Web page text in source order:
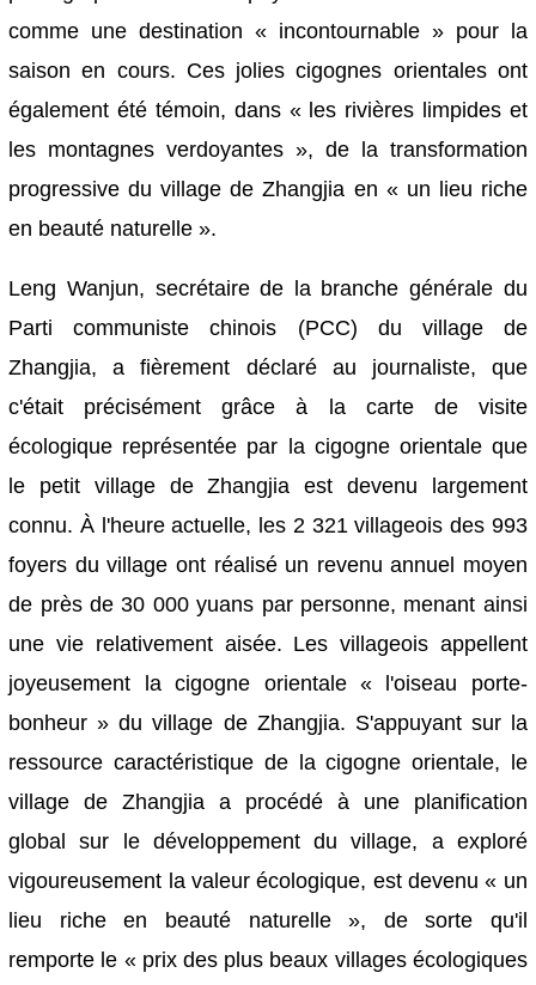
comme une destination « incontournable » pour la
saison en cours. Ces jolies cigognes orientales ont
également été témoin, dans « les rivières limpides et
les montagnes verdoyantes », de la transformation
progressive du village de Zhangjia en « un lieu riche
en beauté naturelle ».
Leng Wanjun, secrétaire de la branche générale du
Parti communiste chinois (PCC) du village de
Zhangjia, a fièrement déclaré au journaliste, que
c'était précisément grâce à la carte de visite
écologique représentée par la cigogne orientale que
le petit village de Zhangjia est devenu largement
connu. À l'heure actuelle, les 2 321 villageois des 993
foyers du village ont réalisé un revenu annuel moyen
de près de 30 000 yuans par personne, menant ainsi
une vie relativement aisée. Les villageois appellent
joyeusement la cigogne orientale « l'oiseau porte-
bonheur » du village de Zhangjia. S'appuyant sur la
ressource caractéristique de la cigogne orientale, le
village de Zhangjia a procédé à une planification
global sur le développement du village, a exploré
vigoureusement la valeur écologique, est devenu « un
lieu riche en beauté naturelle », de sorte qu'il
remporte le « prix des plus beaux villages écologiques